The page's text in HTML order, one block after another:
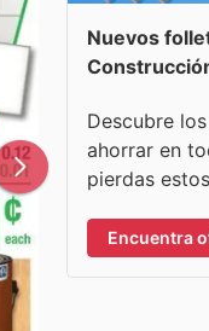
Nuevos
Descubre
ahorrar en
pierdas
Encuentra